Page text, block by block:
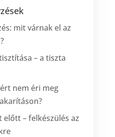
mit várnak el az
– a tiszta
nem éri meg
– felkészülés az